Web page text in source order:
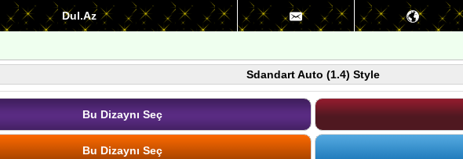
Dul.Az
Sdandart Auto (1.4) Style
Bu Dizaynı Seç
Bu Dizaynı Seç